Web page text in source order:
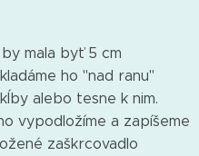
by mala byť 5 cm
ho "nad ranu"
alebo tesne k nim.
vypodložíme a zapíšeme
zaškrcovadlo